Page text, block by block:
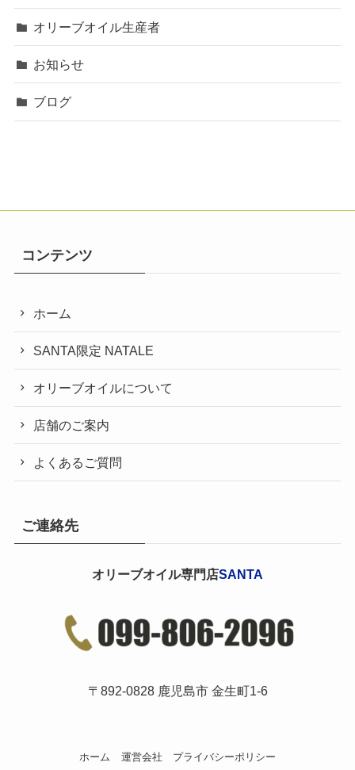
オリーブオイル生産者
お知らせ
ブログ
コンテンツ
ホーム
SANTA限定 NATALE
オリーブオイルについて
店舗のご案内
よくあるご質問
ご連絡先
オリーブオイル専門店SANTA
〒892-0828 鹿児島市 金生町1-6
ホーム 運営会社 プライバシーポリシー